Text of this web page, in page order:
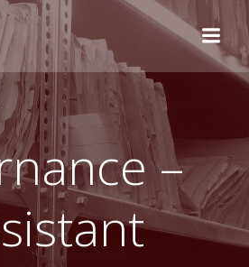
Aller
au
contenu
–